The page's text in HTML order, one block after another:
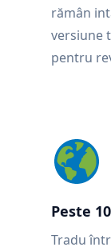
rămân
versiune
pentru
Peste
Tradu